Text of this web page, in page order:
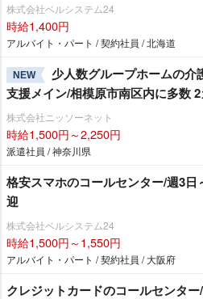
株式会社ベルシステム24
時給1,400円
アルバイト・パート / 契約社員 / 北海道
NEW
少人数グループホームの介
支援メイン/相模原市南区内に多数
株式会社ニッソーネット
時給1,500円～2,250円
派遣社員 / 神奈川県
格安スマホのコールセンター/週3
迎
株式会社ベルシステム24
時給1,500円～1,550円
アルバイト・パート / 契約社員 / 大阪府
クレジットカードのコールセンタ